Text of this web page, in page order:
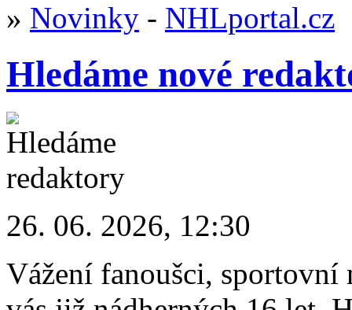
» Novinky - NHLportal.cz
Hledáme nové
26. 06. 2026, 12:30
Vážení fanoušci,